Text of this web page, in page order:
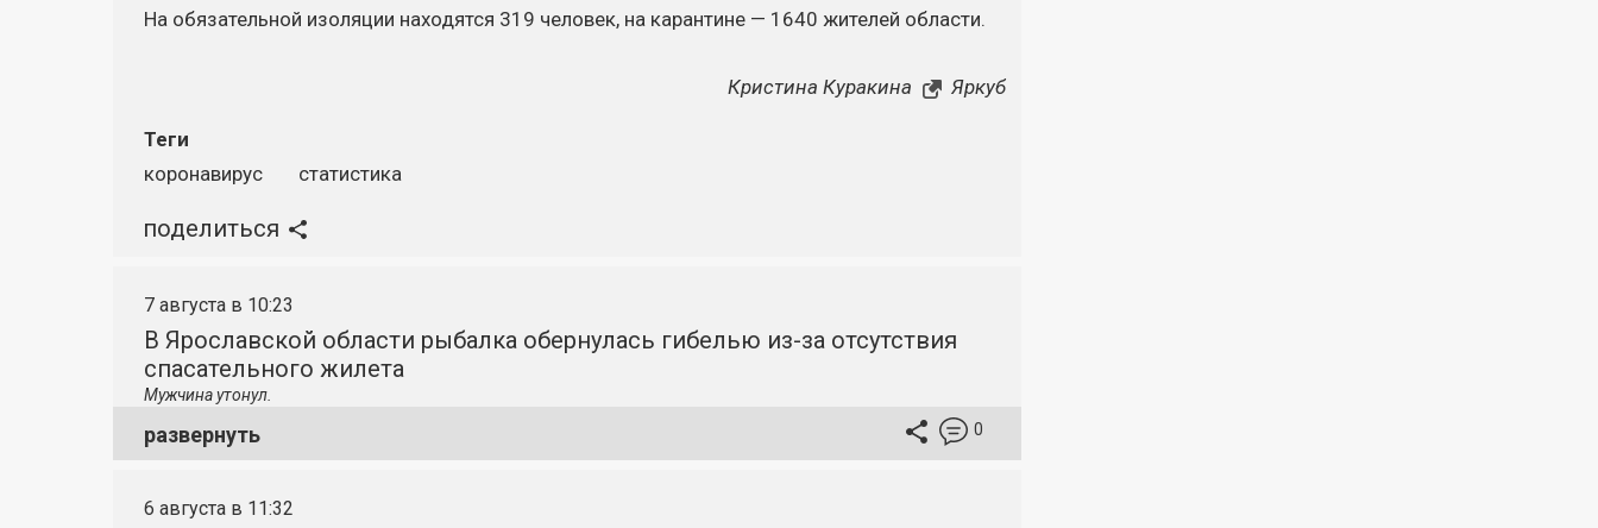
На обязательной изоляции находятся 319 человек, на карантине — 1640 жителей области.
Кристина Куракина Яркуб
Теги
коронавирус
статистика
поделиться
7 августа в 10:23
В Ярославской области рыбалка обернулась гибелью из-за отсутствия
спасательного жилета
Мужчина утонул.
развернуть 0
6 августа в 11:32